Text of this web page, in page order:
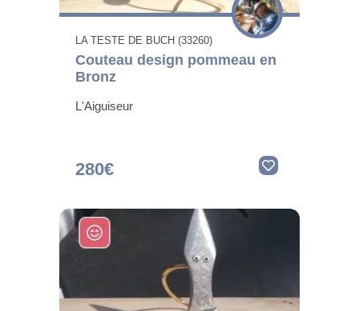
LA TESTE DE BUCH (33260)
Couteau design pommeau en
Bronz
L'Aiguiseur
280€